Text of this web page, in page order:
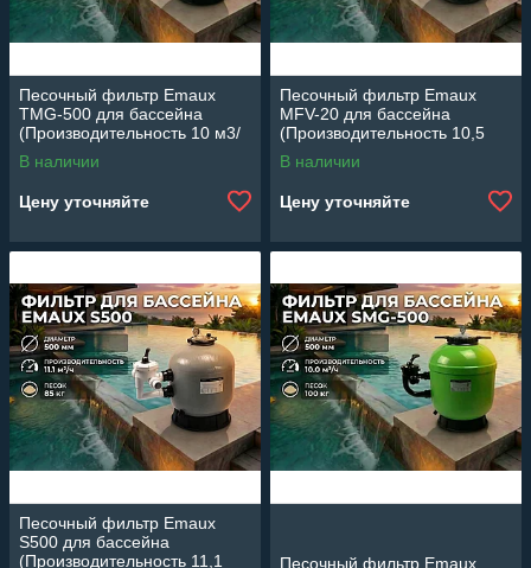
Песочный фильтр Emaux
TMG-500 для бассейна
(Производительность 10 м3/
ч, стекловолокно, диаметр
500 мм)
В наличии
Цену уточняйте
Песочный фильтр Emaux
MFV-20 для бассейна
(Производительность 10,5
м3/ч, полиэтилен, диаметр
500 мм)
В наличии
Цену уточняйте
Песочный фильтр Emaux
S500 для бассейна
(Производительность 11,1
Песочный фильтр Emaux